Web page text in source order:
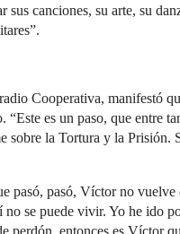
sus canciones, su arte, su
Cooperativa, manifestó
es un paso, que entre
la Tortura y la Prisión.
pasó, pasó, Víctor no
se puede vivir. Yo he ido
perdón, entonces es Víctor